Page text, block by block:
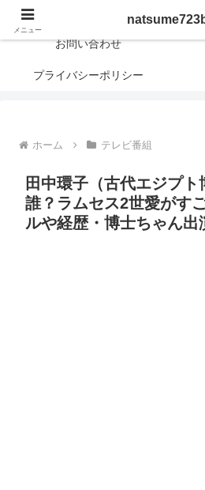
日常に新しさや興味深さ
お問い合わせ
プライバシーポリシー
ホーム テレビ番組
田中環子（古代エジプ
誰？ラムセス2世愛がす
ルや経歴・博士ちゃん出
メニュー